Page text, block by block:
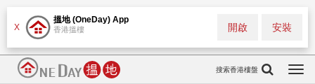
X
搵地 (OneDay) App
香港搵樓 安裝
開啟
搜索香港樓盤